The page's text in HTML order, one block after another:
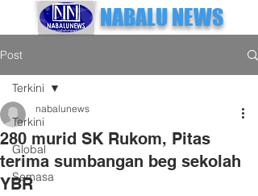
NABALU NEWS
Post
Terkini
Global
Semasa
Terkini
280 murid SK Rukom, Pitas
terima sumbangan beg sekolah
YBR
nabalunews